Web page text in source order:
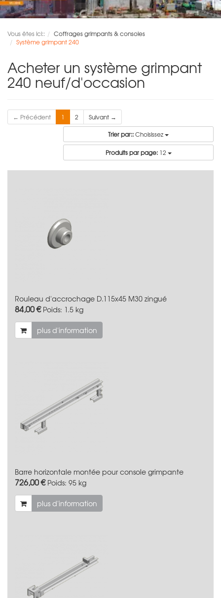
Vous êtes ici::
Coffrages grimpants & consoles
Système grimpant 240
Acheter un système grimpant
240 neuf/d'occasion
← Précédent 1 2
Suivant →
Trier par::Choisissez
Produits par page: 12
Rouleau d'accrochage D.115x45 M30 zingué
84,00 € Poids: 1.5 kg
plus d'information
Barre horizontale montée pour console grimpante
726,00 € Poids: 95 kg
plus d'information